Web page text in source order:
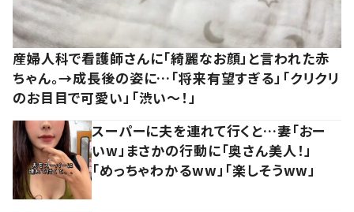
産婦人科で看護師さんに「綺麗なお顔」と言われた赤
ちゃん。→成長後の姿に…「将来有望すぎる」「クリクリ
のお目目で可愛い」「渋い～！」
スーパーに夫を連れて行くと…妻「おー
いw」まさかの行動に「奥さん美人！」
「めっちゃわかるww」「楽しそうww」